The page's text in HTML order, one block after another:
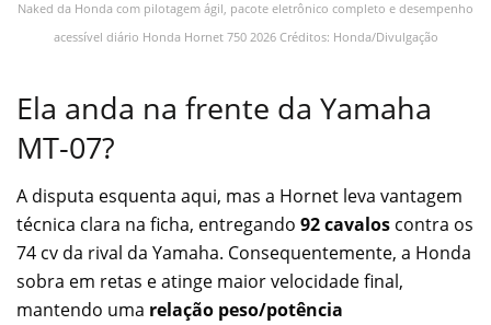
Naked da Honda com pilotagem ágil, pacote eletrônico completo e desempenho
acessível diário Honda Hornet 750 2026 Créditos: Honda/Divulgação
Ela anda na frente da Yamaha
MT-07?
A disputa esquenta aqui, mas a Hornet leva vantagem
técnica clara na ficha, entregando 92 cavalos contra os
74 cv da rival da Yamaha. Consequentemente, a Honda
sobra em retas e atinge maior velocidade final,
mantendo uma relação peso/potência